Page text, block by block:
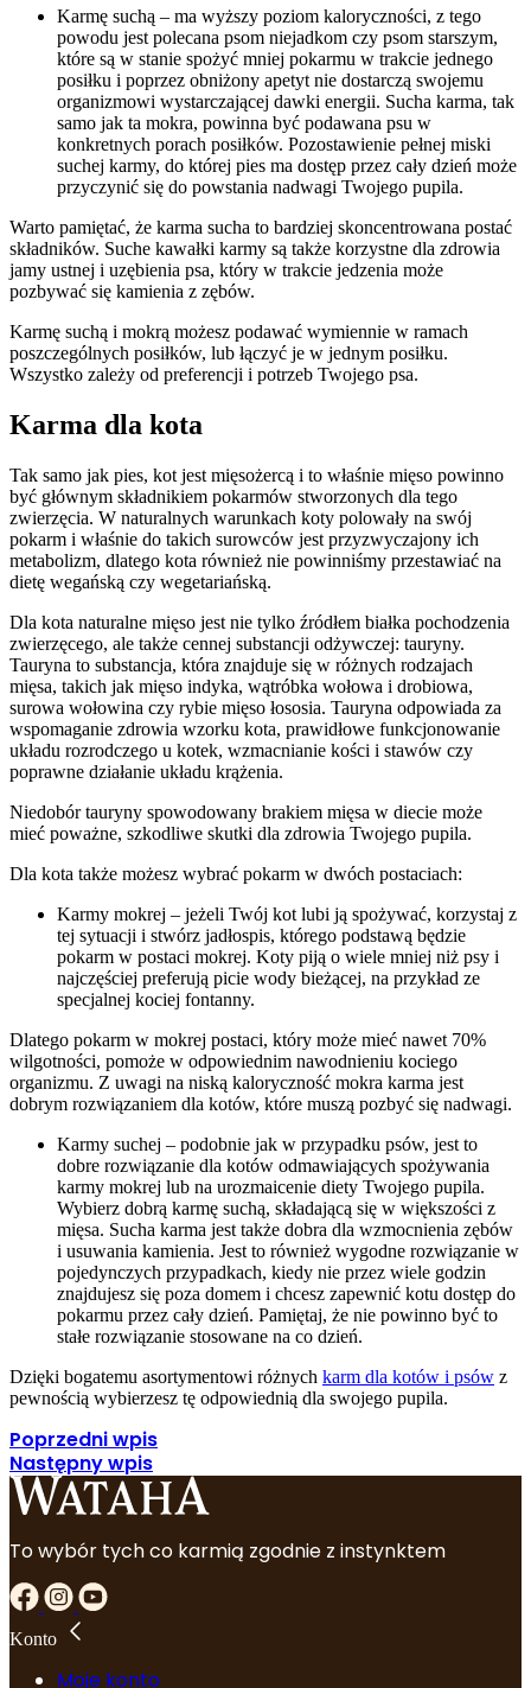
Karmę suchą – ma wyższy poziom kaloryczności, z tego
powodu jest polecana psom niejadkom czy psom starszym,
które są w stanie spożyć mniej pokarmu w trakcie jednego
posiłku i poprzez obniżony apetyt nie dostarczą swojemu
organizmowi wystarczającej dawki energii. Sucha karma, tak
samo jak ta mokra, powinna być podawana psu w
konkretnych porach posiłków. Pozostawienie pełnej miski
suchej karmy, do której pies ma dostęp przez cały dzień może
przyczynić się do powstania nadwagi Twojego pupila.
Warto pamiętać, że karma sucha to bardziej skoncentrowana postać
składników. Suche kawałki karmy są także korzystne dla zdrowia
jamy ustnej i uzębienia psa, który w trakcie jedzenia może
pozbywać się kamienia z zębów.
Karmę suchą i mokrą możesz podawać wymiennie w ramach
poszczególnych posiłków, lub łączyć je w jednym posiłku.
Wszystko zależy od preferencji i potrzeb Twojego psa.
Karma dla kota
Tak samo jak pies, kot jest mięsożercą i to właśnie mięso powinno
być głównym składnikiem pokarmów stworzonych dla tego
zwierzęcia. W naturalnych warunkach koty polowały na swój
pokarm i właśnie do takich surowców jest przyzwyczajony ich
metabolizm, dlatego kota również nie powinniśmy przestawiać na
dietę wegańską czy wegetariańską.
Dla kota naturalne mięso jest nie tylko źródłem białka pochodzenia
zwierzęcego, ale także cennej substancji odżywczej: tauryny.
Tauryna to substancja, która znajduje się w różnych rodzajach
mięsa, takich jak mięso indyka, wątróbka wołowa i drobiowa,
surowa wołowina czy rybie mięso łososia. Tauryna odpowiada za
wspomaganie zdrowia wzorku kota, prawidłowe funkcjonowanie
układu rozrodczego u kotek, wzmacnianie kości i stawów czy
poprawne działanie układu krążenia.
Niedobór tauryny spowodowany brakiem mięsa w diecie może
mieć poważne, szkodliwe skutki dla zdrowia Twojego pupila.
Dla kota także możesz wybrać pokarm w dwóch postaciach:
Karmy mokrej – jeżeli Twój kot lubi ją spożywać, korzystaj z
tej sytuacji i stwórz jadłospis, którego podstawą będzie
pokarm w postaci mokrej. Koty piją o wiele mniej niż psy i
najczęściej preferują picie wody bieżącej, na przykład ze
specjalnej kociej fontanny.
Dlatego pokarm w mokrej postaci, który może mieć nawet 70%
wilgotności, pomoże w odpowiednim nawodnieniu kociego
organizmu. Z uwagi na niską kaloryczność mokra karma jest
dobrym rozwiązaniem dla kotów, które muszą pozbyć się nadwagi.
Karmy suchej – podobnie jak w przypadku psów, jest to
dobre rozwiązanie dla kotów odmawiających spożywania
karmy mokrej lub na urozmaicenie diety Twojego pupila.
Wybierz dobrą karmę suchą, składającą się w większości z
mięsa. Sucha karma jest także dobra dla wzmocnienia zębów
i usuwania kamienia. Jest to również wygodne rozwiązanie w
pojedynczych przypadkach, kiedy nie przez wiele godzin
znajdujesz się poza domem i chcesz zapewnić kotu dostęp do
pokarmu przez cały dzień. Pamiętaj, że nie powinno być to
stałe rozwiązanie stosowane na co dzień.
Dzięki bogatemu asortymentowi różnych karm dla kotów i psów z
pewnością wybierzesz tę odpowiednią dla swojego pupila.
Poprzedni wpis
Następny wpis
To wybór tych co karmią zgodnie z instynktem
Konto
Moje konto